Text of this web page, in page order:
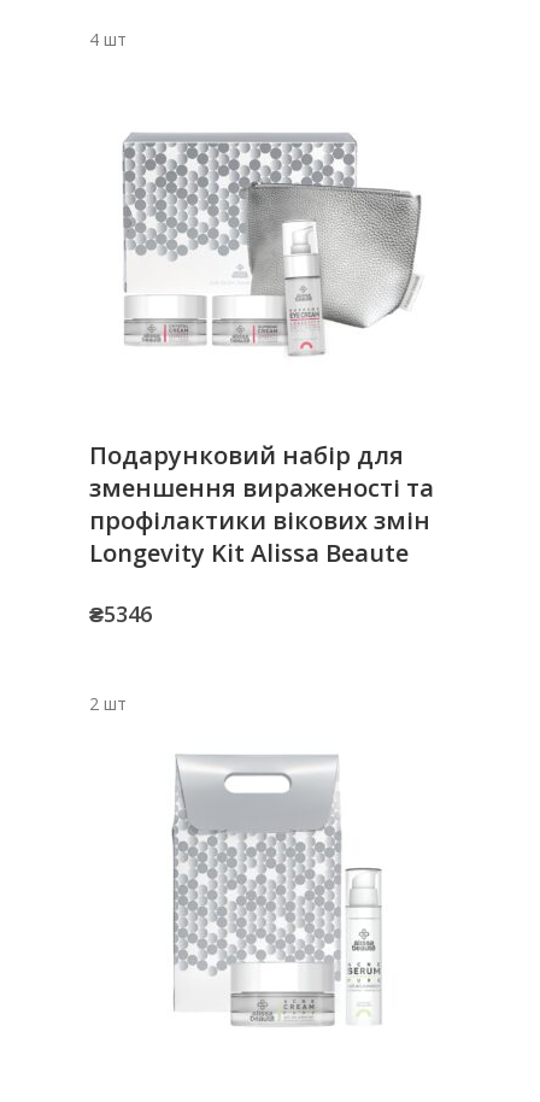
4 шт
Подарунковий набір для
зменшення вираженості та
профілактики вікових змін
Longevity Kit Alissa Beaute
₴5346
2 шт